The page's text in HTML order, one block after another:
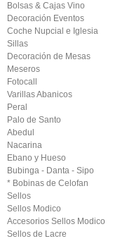
Bolsas & Cajas Vino
Decoración Eventos
Coche Nupcial e Iglesia
Sillas
Decoración de Mesas
Meseros
Fotocall
Varillas Abanicos
Peral
Palo de Santo
Abedul
Nacarina
Ebano y Hueso
Bubinga - Danta - Sipo
* Bobinas de Celofan
Sellos
Sellos Modico
Accesorios Sellos Modico
Sellos de Lacre